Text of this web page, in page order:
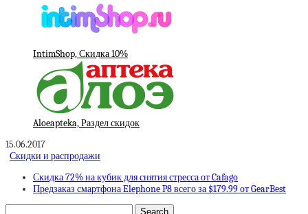
IntimShop, Скидка 10%
Aloeapteka, Раздел скидок
15.06.2017
Скидки и распродажи
Скидка 72% на кубик для снятия стресса от Cafago
Предзаказ смартфона Elephone P8 всего за $179.99 от GearBest